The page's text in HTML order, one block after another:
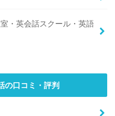
・英会話スクール・英語
の口コミ・評判